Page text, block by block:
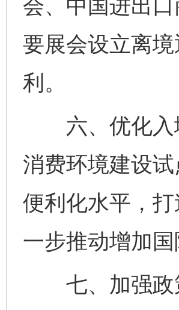
会、中国进出
要展会设立离
利。
六、优化入
消费环境建设
便利化水平，
一步推动增加
七、加强政